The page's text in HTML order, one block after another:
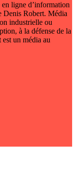
ligne d’information
Denis Robert. Média
industrielle ou
à la défense de la
un média au